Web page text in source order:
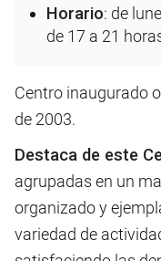
Horario: de
de 17 a 21
Centro inaugurado
de 2003.
Destaca de este
agrupadas en un
organizado y
variedad de